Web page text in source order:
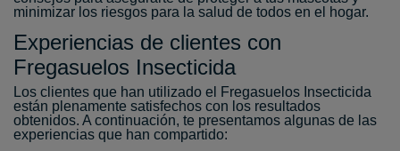
minimizar los riesgos para la salud de todos en el hogar.
Experiencias de clientes con
Fregasuelos Insecticida
Los clientes que han utilizado el Fregasuelos Insecticida
están plenamente satisfechos con los resultados
obtenidos. A continuación, te presentamos algunas de las
experiencias que han compartido: